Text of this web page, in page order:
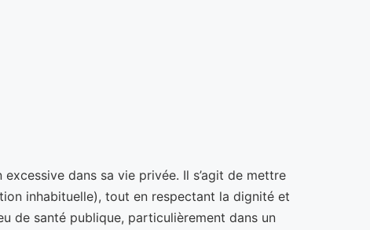
dans sa vie privée. Il s’agit de mettre
inhabituelle), tout en respectant la dignité et
de santé publique, particulièrement dans un